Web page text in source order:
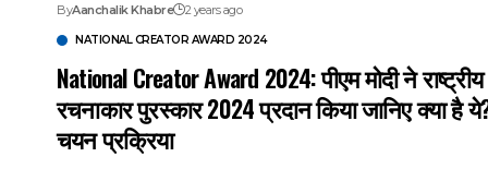
ByAanchalik Khabre 2 years ago
NATIONAL CREATOR AWARD 2024
National Creator Award 2024: पीएम मोदी ने राष्ट्रीय
रचनाकार पुरस्कार 2024 प्रदान किया जानिए क्या है
चयन प्रक्रिया